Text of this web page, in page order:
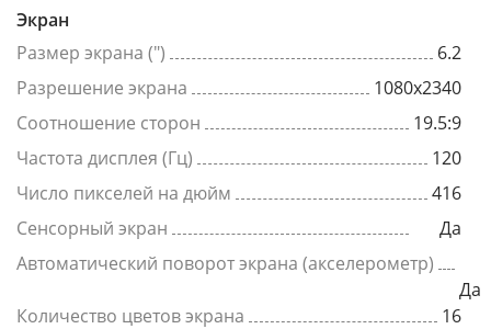
Экран
Размер экрана (")
6.2
Разрешение экрана
1080x2340
Соотношение сторон
19.5:9
Частота дисплея (Гц)
120
Число пикселей на дюйм
416
Сенсорный экран
Да
Автоматический поворот экрана (акселерометр)
Да
Количество цветов экрана
16